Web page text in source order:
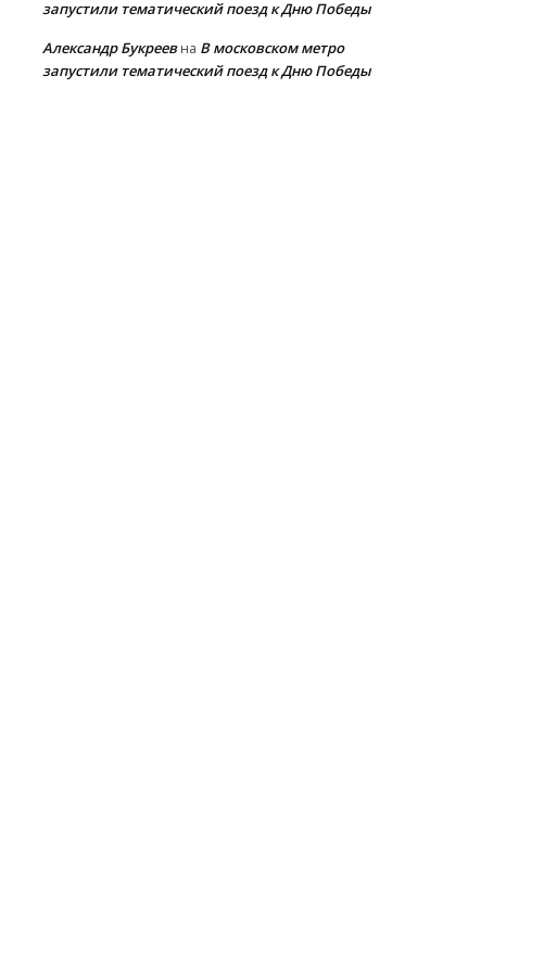
запустили тематический поезд к Дню Победы
Александр Букреевна В московском метро
запустили тематический поезд к Дню Победы